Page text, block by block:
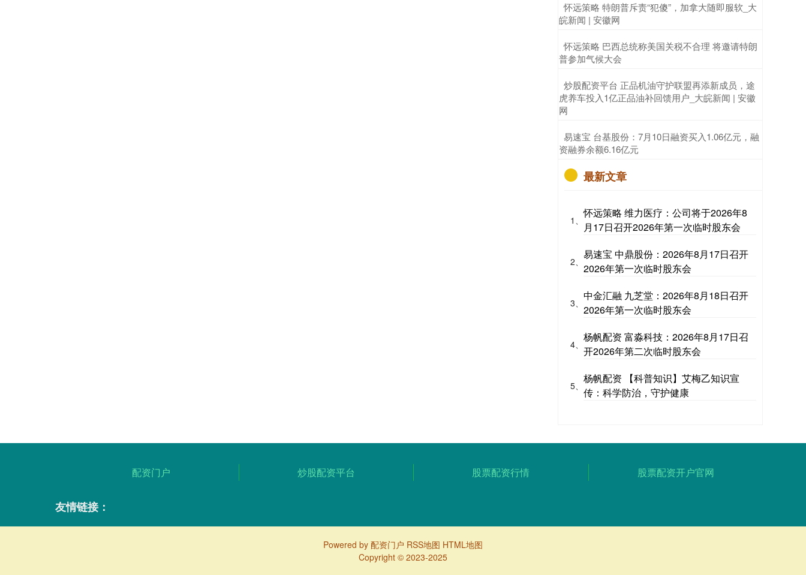
​怀远策略 特朗普斥责“犯傻”，加拿大随即服软_大
皖新闻 | 安徽网
​怀远策略 巴西总统称美国关税不合理 将邀请特朗
普参加气候大会
​炒股配资平台 正品机油守护联盟再添新成员，途
虎养车投入1亿正品油补回馈用户_大皖新闻 | 安徽
网
​易速宝 台基股份：7月10日融资买入1.06亿元，融
资融券余额6.16亿元
最新文章
1、
怀远策略 维力医疗：公司将于2026年8
月17日召开2026年第一次临时股东会
2、
易速宝 中鼎股份：2026年8月17日召开
2026年第一次临时股东会
3、
中金汇融 九芝堂：2026年8月18日召开
2026年第一次临时股东会
4、
杨帆配资 富淼科技：2026年8月17日召
开2026年第二次临时股东会
5、
杨帆配资 【科普知识】艾梅乙知识宣
传：科学防治，守护健康
配资门户 炒股配资平台 股票配资行情 股票配资开户官网
友情链接：
Powered by 配资门户 RSS地图 HTML地图
Copyright © 2023-2025